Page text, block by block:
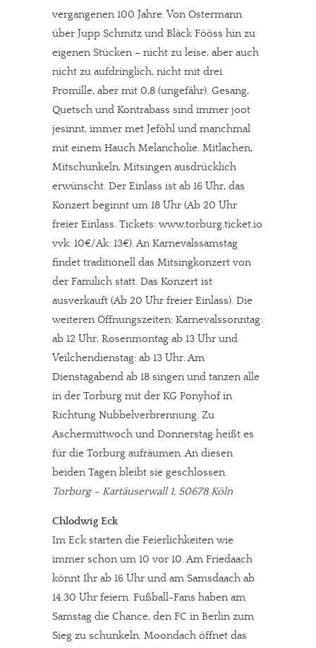
vergangenen 100 Jahre. Von Ostermann
über Jupp Schmitz und Bläck Fööss hin zu
eigenen Stücken – nicht zu leise, aber auch
nicht zu aufdringlich, nicht mit drei
Promille, aber mit 0,8 (ungefähr). Gesang,
Quetsch und Kontrabass sind immer joot
jesinnt, immer met Jeföhl und manchmal
mit einem Hauch Melancholie. Mitlachen,
Mitschunkeln, Mitsingen ausdrücklich
erwünscht. Der Einlass ist ab 16 Uhr, das
Konzert beginnt um 18 Uhr (Ab 20 Uhr
freier Einlass. Tickets: www.torburg.ticket.io
vvk: 10€/Ak: 13€). An Karnevalssamstag
findet traditionell das Mitsingkonzert von
der Familich statt. Das Konzert ist
ausverkauft (Ab 20 Uhr freier Einlass). Die
weiteren Öffnungszeiten: Karnevalssonntag:
ab 12 Uhr, Rosenmontag ab 13 Uhr und
Veilchendienstag: ab 13 Uhr. Am
Dienstagabend ab 18 singen und tanzen alle
in der Torburg mit der KG Ponyhof in
Richtung Nubbelverbrennung. Zu
Aschermittwoch und Donnerstag heißt es
für die Torburg aufräumen. An diesen
beiden Tagen bleibt sie geschlossen.
Torburg – Kartäuserwall 1, 50678 Köln
Chlodwig Eck
Im Eck starten die Feierlichkeiten wie
immer schon um 10 vor 10. Am Friedaach
könnt Ihr ab 16 Uhr und am Samsdaach ab
14.30 Uhr feiern. Fußball-Fans haben am
Samstag die Chance, den FC in Berlin zum
Sieg zu schunkeln. Moondach öffnet das